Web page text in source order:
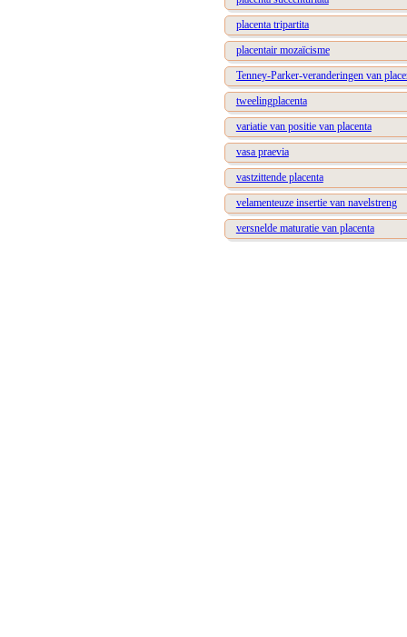
placenta tripartita
placentair mozaïcisme
Tenney-Parker-veranderingen van
tweelingplacenta
variatie van positie van placenta
vasa praevia
vastzittende placenta
velamenteuze insertie van navelstreng
versnelde maturatie van placenta